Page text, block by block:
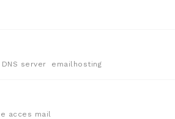
DNS server emailhosting
acces mail